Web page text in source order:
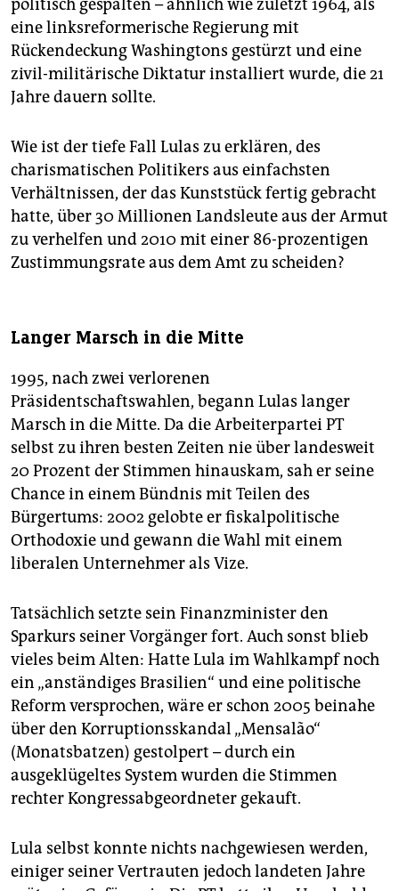
politisch gespalten – ähnlich wie zuletzt 1964, als
eine linksreformerische Regierung mit
Rückendeckung Washingtons gestürzt und eine
zivil-militärische Diktatur installiert wurde, die 21
Jahre dauern sollte.
Wie ist der tiefe Fall Lulas zu erklären, des
charismatischen Politikers aus einfachsten
Verhältnissen, der das Kunststück fertig gebracht
hatte, über 30 Millionen Landsleute aus der Armut
zu verhelfen und 2010 mit einer 86-prozentigen
Zustimmungsrate aus dem Amt zu scheiden?
Langer Marsch in die Mitte
1995, nach zwei verlorenen
Präsidentschaftswahlen, begann Lulas langer
Marsch in die Mitte. Da die Arbeiterpartei PT
selbst zu ihren besten Zeiten nie über landesweit
20 Prozent der Stimmen hinauskam, sah er seine
Chance in einem Bündnis mit Teilen des
Bürgertums: 2002 gelobte er fiskalpolitische
Orthodoxie und gewann die Wahl mit einem
liberalen Unternehmer als Vize.
Tatsächlich setzte sein Finanzminister den
Sparkurs seiner Vorgänger fort. Auch sonst blieb
vieles beim Alten: Hatte Lula im Wahlkampf noch
ein „anständiges Brasilien“ und eine politische
Reform versprochen, wäre er schon 2005 beinahe
über den Korruptionsskandal „Mensalão“
(Monatsbatzen) gestolpert – durch ein
ausgeklügeltes System wurden die Stimmen
rechter Kongressabgeordneter gekauft.
Lula selbst konnte nichts nachgewiesen werden,
einiger seiner Vertrauten jedoch landeten Jahre